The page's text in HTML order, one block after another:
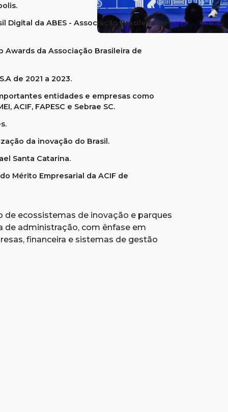
Digital da ABES - Associação Brasileira de
Awards da Associação Brasileira de
de 2021 a 2023.
entidades e empresas como
ACIF, FAPESC e Sebrae SC.
da inovação do Brasil.
Santa Catarina.
Mérito Empresarial da ACIF de
de ecossistemas de inovação e parques
de administração, com ênfase em
financeira e sistemas de gestão